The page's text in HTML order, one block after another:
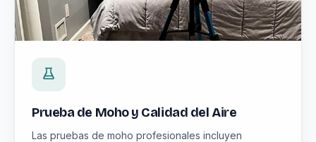
Prueba de Moho y Calidad del Aire
Las pruebas de moho profesionales incluyen